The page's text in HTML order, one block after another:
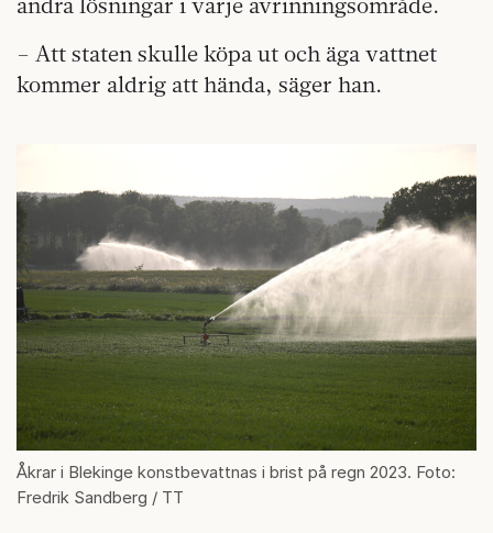
– Att staten skulle köpa ut och äga vattnet
kommer aldrig att hända, säger han.
Åkrar i Blekinge konstbevattnas i brist på regn 2023. Foto:
Fredrik Sandberg / TT